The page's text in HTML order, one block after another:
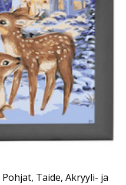
Pohjat, Taide, Akryyli- ja